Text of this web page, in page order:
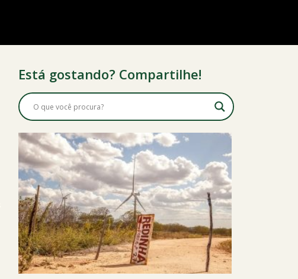
Está gostando? Compartilhe!